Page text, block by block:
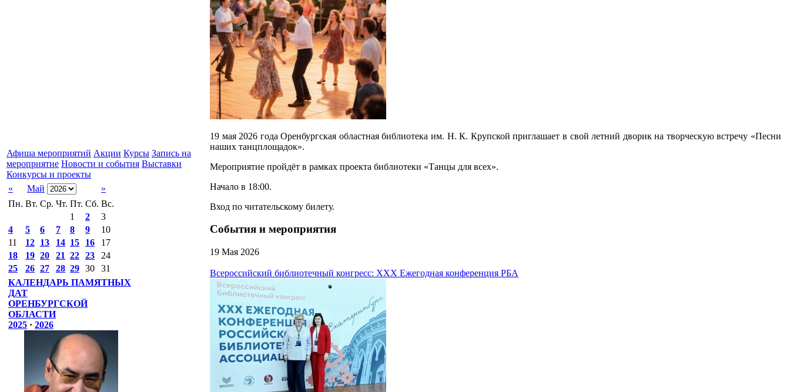
Афиша мероприятий Акции Курсы Запись на
мероприятие Новости и события Выставки
Конкурсы и проекты
«
Май
»
Пн. Вт. Ср. Чт. Пт. Сб. Вс.
1
2
3
4
5 6 7 8 9
10
11
12 13 14 15 16
17
18
19 20 21 22 23
24
25
26 27 28 29 30
31
КАЛЕНДАРЬ ПАМЯТНЫХ
ДАТ
ОРЕНБУРГСКОЙ
ОБЛАСТИ
2025 · 2026
19 мая 2026 года Оренбургская областная библиотека им. Н. К. Крупской приглашает в свой летний дворик на творческую встречу «Песни
наших танцплощадок».
Мероприятие пройдёт в рамках проекта библиотеки «Танцы для всех».
Начало в 18:00.
Вход по читательскому билету.
События и мероприятия
19 Мая 2026
Всероссийский библиотечный конгресс: XXX Ежегодная конференция РБА